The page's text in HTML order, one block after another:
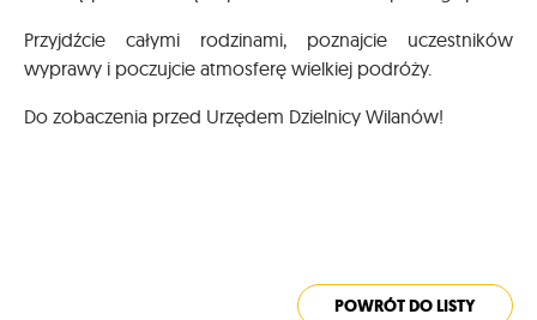
Przyjdźcie całymi rodzinami, poznajcie uczestników
wyprawy i poczujcie atmosferę wielkiej podróży.
Do zobaczenia przed Urzędem Dzielnicy Wilanów!
POWRÓT DO LISTY